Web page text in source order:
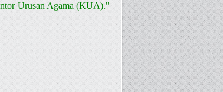
Urusan Agama (KUA)."